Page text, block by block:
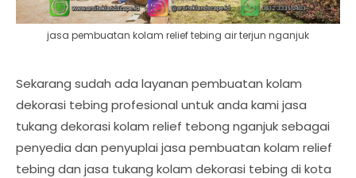
jasa pembuatan kolam relief tebing air terjun nganjuk
Sekarang sudah ada layanan pembuatan kolam
dekorasi tebing profesional untuk anda kami jasa
tukang dekorasi kolam relief tebong nganjuk sebagai
penyedia dan penyuplai jasa pembuatan kolam relief
tebing dan jasa tukang kolam dekorasi tebing di kota